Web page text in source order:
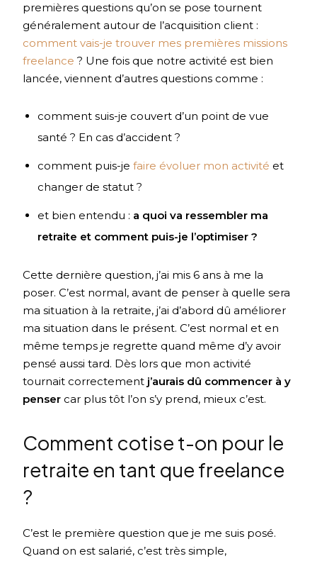
premières questions qu’on se pose tournent
généralement autour de l’acquisition client :
comment vais-je trouver mes premières missions
freelance ? Une fois que notre activité est bien
lancée, viennent d’autres questions comme :
comment suis-je couvert d’un point de vue
santé ? En cas d’accident ?
comment puis-jefaire évoluer mon activité et
changer de statut ?
et bien entendu : a quoi va ressembler ma
retraite et comment puis-je l’optimiser ?
Cette dernière question, j’ai mis 6 ans à me la
poser. C’est normal, avant de penser à quelle sera
ma situation à la retraite, j’ai d’abord dû améliorer
ma situation dans le présent. C’est normal et en
même temps je regrette quand même d’y avoir
pensé aussi tard. Dès lors que mon activité
tournait correctement j’aurais dû commencer à y
penser car plus tôt l’on s’y prend, mieux c’est.
Comment cotise t-on pour le
retraite en tant que freelance
?
C’est le première question que je me suis posé.
Quand on est salarié, c’est très simple,